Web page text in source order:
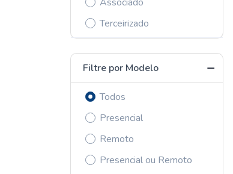
Terceirizado
Filtre por Modelo
Todos
Presencial
Remoto
Presencial ou Remoto